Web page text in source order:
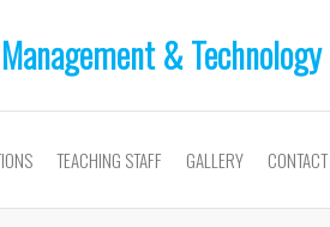
& Technology
TEACHING STAFF GALLERY CONTACT